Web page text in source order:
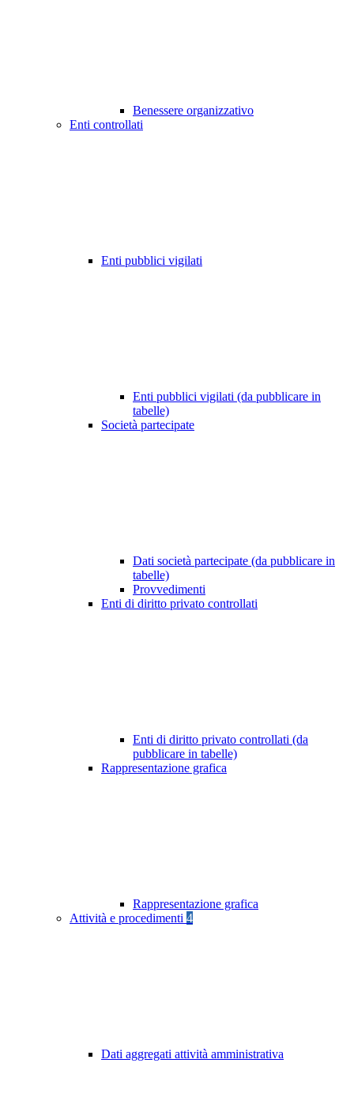
Benessere organizzativo
Enti controllati
Enti pubblici vigilati
Enti pubblici vigilati (da pubblicare in
tabelle)
Società partecipate
Dati società partecipate (da pubblicare in
tabelle)
Provvedimenti
Enti di diritto privato controllati
Enti di diritto privato controllati (da
pubblicare in tabelle)
Rappresentazione grafica
Rappresentazione grafica
Attività e procedimenti 4
Dati aggregati attività amministrativa